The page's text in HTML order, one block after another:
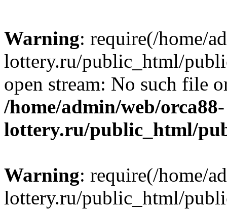
Warning: require(/home/
lottery.ru/public_html/
open stream: No such file
/home/admin/web/orca88-
lottery.ru/public_html/
Warning: require(/home/
lottery.ru/public_html/